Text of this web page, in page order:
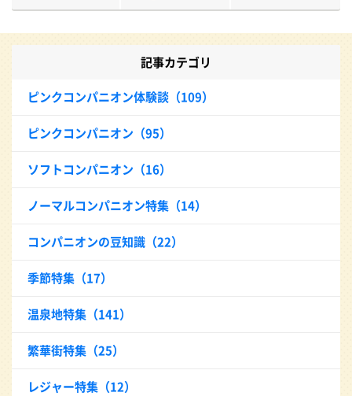
記事カテゴリ
ピンクコンパニオン体験談（109）
ピンクコンパニオン（95）
ソフトコンパニオン（16）
ノーマルコンパニオン特集（14）
コンパニオンの豆知識（22）
季節特集（17）
温泉地特集（141）
繁華街特集（25）
レジャー特集（12）